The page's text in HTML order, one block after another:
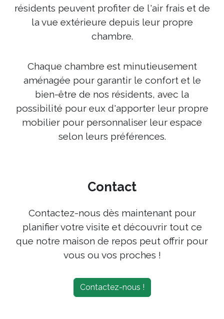
résidents peuvent profiter de l'air frais et de
la vue extérieure depuis leur propre
chambre.
Chaque chambre est minutieusement
aménagée pour garantir le confort et le
bien-être de nos résidents, avec la
possibilité pour eux d'apporter leur propre
mobilier pour personnaliser leur espace
selon leurs préférences.
Contact
Contactez-nous dès maintenant pour
planifier votre visite et découvrir tout ce
que notre maison de repos peut offrir pour
vous ou vos proches !
Contactez-nous !